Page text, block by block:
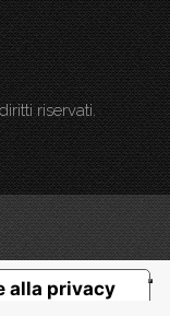
riservati.
alla privacy